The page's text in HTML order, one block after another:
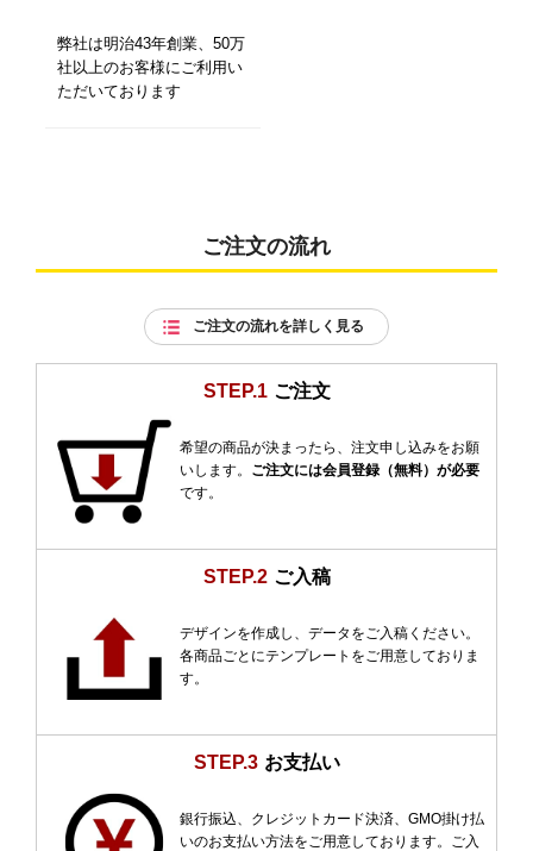
弊社は明治43年創業、50万
社以上のお客様にご利用い
ただいております
ご注文の流れ
ご注文の流れを詳しく見る
STEP.1 ご注文
希望の商品が決まったら、注文申し込みをお願
いします。 ご注文には会員登録（無料）が必要
です。
STEP.2 ご入稿
デザインを作成し、データをご入稿ください。
各商品ごとにテンプレートをご用意しておりま
す。
STEP.3 お支払い
銀行振込、クレジットカード決済、GMO掛け払
いのお支払い方法をご用意しております。ご入